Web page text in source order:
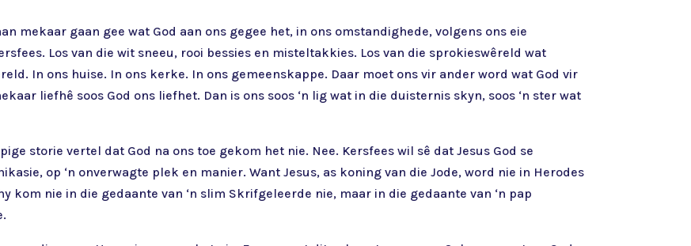
mekaar gaan gee wat God aan ons gegee het, in ons omstandighede, volgens ons eie
Los van die wit sneeu, rooi bessies en misteltakkies. Los van die sprokieswêreld wat
In ons huise. In ons kerke. In ons gemeenskappe. Daar moet ons vir ander word wat God vir
liefhê soos God ons liefhet. Dan is ons soos ‘n lig wat in die duisternis skyn, soos ‘n ster wat
storie vertel dat God na ons toe gekom het nie. Nee. Kersfees wil sê dat Jesus God se
op ‘n onverwagte plek en manier. Want Jesus, as koning van die Jode, word nie in Herodes
kom nie in die gedaante van ‘n slim Skrifgeleerde nie, maar in die gedaante van ‘n pap